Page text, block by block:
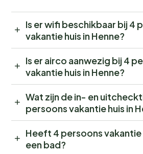
Is er wifi beschikbaar bij 4
vakantie huis in Henne?
Is er airco aanwezig bij 4
vakantie huis in Henne?
Wat zijn de in- en
persoons vakantie huis in
Heeft 4 persoons vakantie
een bad?